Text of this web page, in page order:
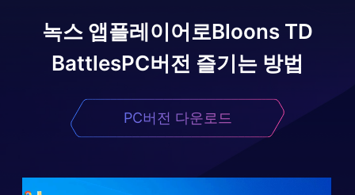
녹스 앱플레이어로Bloons TD
BattlesPC버전 즐기는 방법
PC버전 다운로드